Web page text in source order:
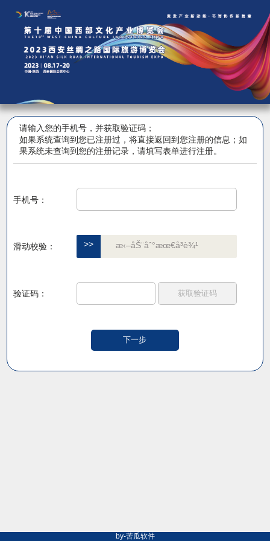
请输入您的手机号，并获取验证码；
如果系统查询到您已注册过，将直接返回到您注册的信息；如
果系统未查询到您的注册记录，请填写表单进行注册。
手机号：
滑动校验： >> æ‹–åŠ¨åˆ°æœ€å³è¾¹
验证码：
by-苦瓜软件